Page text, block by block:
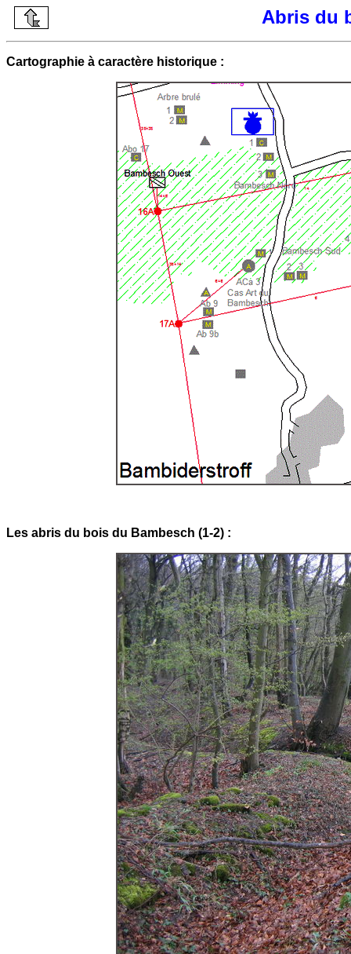
Abris du
Cartographie à caractère historique :
Les abris du bois du Bambesch (1-2) :